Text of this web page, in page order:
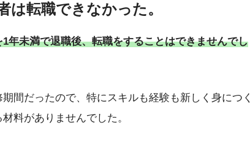
は転職できなかった。
年未満で退職後、転職をすることはできませんでし
間だったので、特にスキルも経験も新しく身につく
料がありませんでした。